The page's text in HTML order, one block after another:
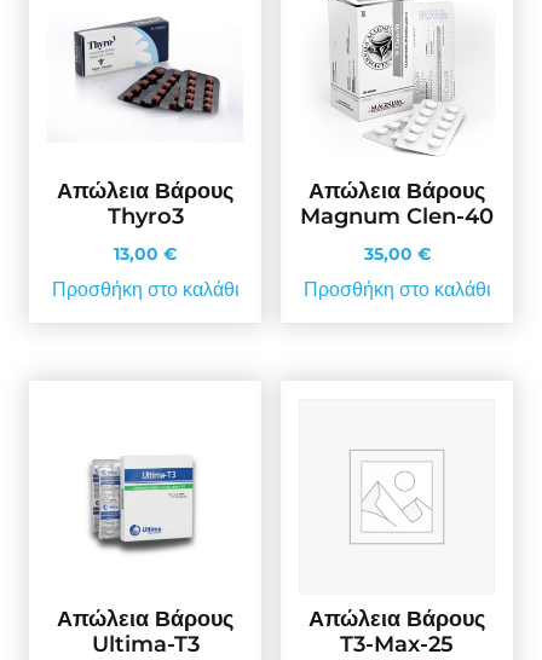
Απώλεια Βάρους
Thyro3
13,00 €
Προσθήκη στο καλάθι
Απώλεια Βάρους
Magnum Clen-40
35,00 €
Προσθήκη στο καλάθι
Απώλεια Βάρους
Ultima-T3
Απώλεια Βάρους
T3-Max-25